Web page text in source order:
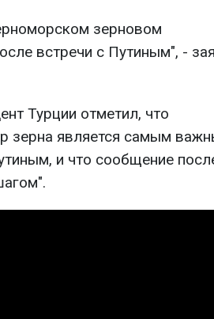
зерновом
встречи с Путиным", -
Турции отметил, что
зерна является самым
и что сообщение